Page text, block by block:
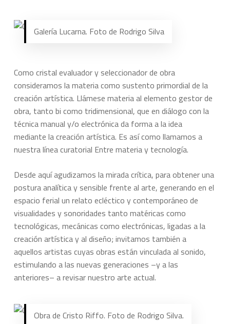
Galería Lucarna. Foto de Rodrigo Silva
Como cristal evaluador y seleccionador de obra
consideramos la materia como sustento primordial de la
creación artística. Llámese materia al elemento gestor de
obra, tanto bi como tridimensional, que en diálogo con la
técnica manual y/o electrónica da forma a la idea
mediante la creación artística. Es así como llamamos a
nuestra línea curatorial Entre materia y tecnología.
Desde aquí agudizamos la mirada crítica, para obtener una
postura analítica y sensible frente al arte, generando en el
espacio ferial un relato ecléctico y contemporáneo de
visualidades y sonoridades tanto matéricas como
tecnológicas, mecánicas como electrónicas, ligadas a la
creación artística y al diseño; invitamos también a
aquellos artistas cuyas obras están vinculada al sonido,
estimulando a las nuevas generaciones –y a las
anteriores– a revisar nuestro arte actual.
Obra de Cristo Riffo. Foto de Rodrigo Silva.